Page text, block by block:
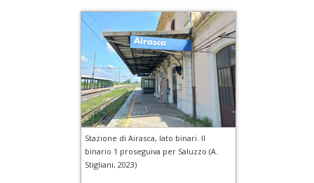
Stazione di Airasca, lato binari. Il
binario 1 proseguiva per Saluzzo (A.
Stigliani, 2023)